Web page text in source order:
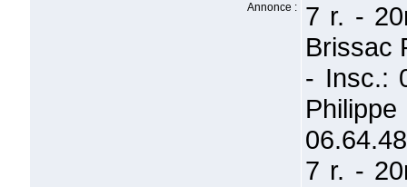
Annonce :
7 r. -
Brissac
- Insc.:
7 r. -